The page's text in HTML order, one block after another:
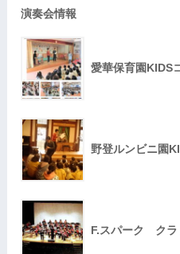
演奏会情報
愛華保育園KIDS
野登ルンビニ園
F.スパーク クラ